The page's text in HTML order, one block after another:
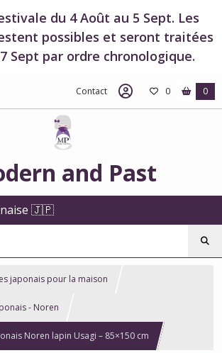
du 4 Août au 5 Sept. Les
possibles et seront traitées
Sept par ordre chronologique.
Contact 0 0
and Past
🇯🇵
japonais pour la maison
- Noren
Noren lapin Usagi – 85×150 cm